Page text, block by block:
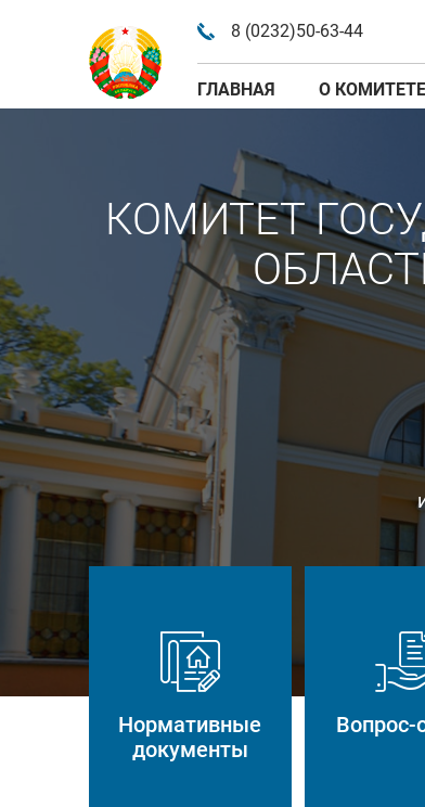
8 (0232)50-63-44
ГЛАВНАЯ О КОМИТЕТЕ
КОМИТЕТ
Нормативные
документы
Вопрос-